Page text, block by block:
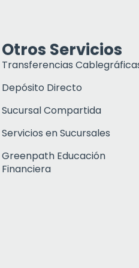
Otros Servicios
Transferencias
Depósito Directo
Sucursal Compartida
Servicios en Sucursales
Greenpath Educación
Financiera